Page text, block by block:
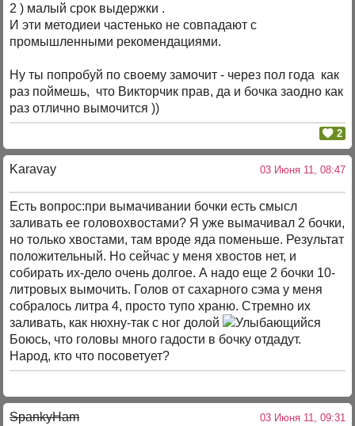
2 ) малый срок выдержки .
И эти методиеи частенько не совпадают с
промышленными рекомендациями.
Ну ты попробуй по своему замочит - через пол года как
раз поймешь, что Викторчик прав, да и бочка заодно как
раз отлично вымочится ))
2
Karavay 03 Июня 11, 08:47
Есть вопрос:при вымачивании бочки есть смысл
заливать ее головохвостами? Я уже вымачивал 2 бочки,
но только хвостами, там вроде яда поменьше. Результат
положительный. Но сейчас у меня хвостов нет, и
собирать их-дело очень долгое. А надо еще 2 бочки 10-
литровых вымочить. Голов от сахарного сэма у меня
собралось литра 4, просто тупо храню. Стремно их
заливать, как нюхну-так с ног долой
Боюсь, что головы много гадости в бочку отдадут.
Народ, кто что посоветует?
SpankyHam 03 Июня 11, 09:31